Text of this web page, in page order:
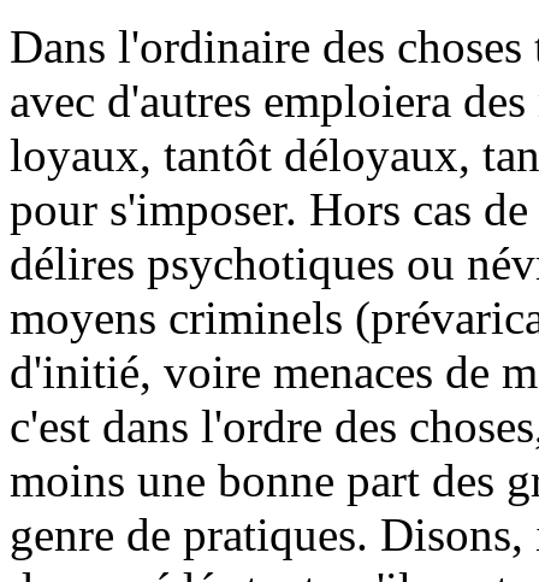
Dans l'ordinaire des
avec d'autres emploiera
loyaux, tantôt déloyaux,
pour s'imposer. Hors cas
délires psychotiques ou
moyens criminels
d'initié, voire menaces de
c'est dans l'ordre des
moins une bonne part des
genre de pratiques.